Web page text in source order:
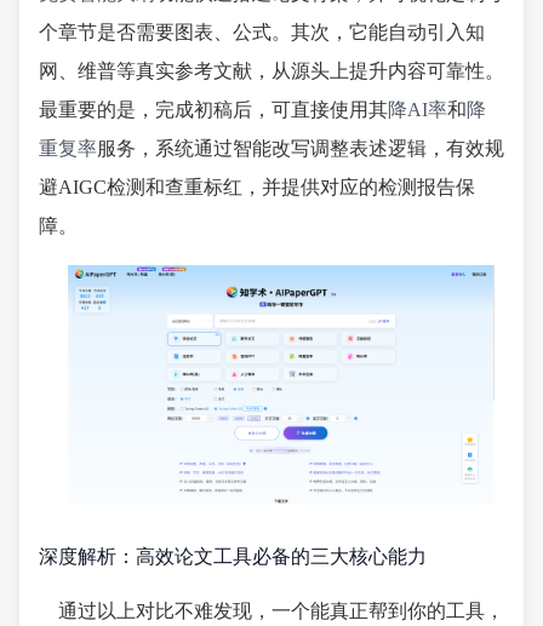
个章节是否需要图表、公式。其次，它能自动引入知
网、维普等真实参考文献，从源头上提升内容可靠性。
最重要的是，完成初稿后，可直接使用其降AI率和降
重复率服务，系统通过智能改写调整表述逻辑，有效规
避AIGC检测和查重标红，并提供对应的检测报告保
障。
深度解析：高效论文工具必备的三大核心能力
通过以上对比不难发现，一个能真正帮到你的工具，